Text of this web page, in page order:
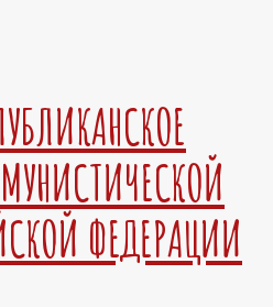
ФЕДЕРАЦИИ